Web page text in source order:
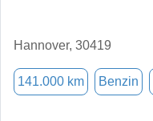
Hannover, 30419
141.000 km Benzin